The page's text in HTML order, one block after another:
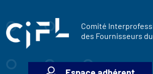
Comité
des Fournisseurs